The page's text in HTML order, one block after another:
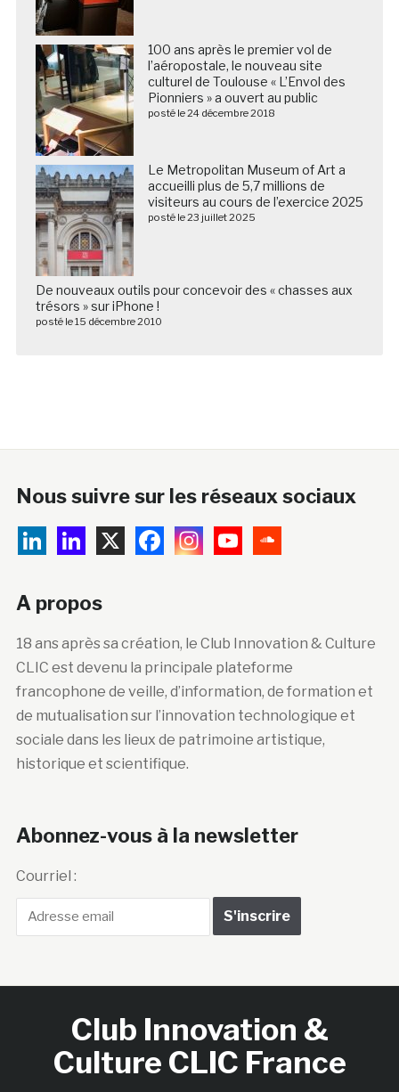
100 ans après le premier vol de
l’aéropostale, le nouveau site
culturel de Toulouse « L’Envol des
Pionniers » a ouvert au public
posté le 24 décembre 2018
Le Metropolitan Museum of Art a
accueilli plus de 5,7 millions de
visiteurs au cours de l’exercice 2025
posté le 23 juillet 2025
De nouveaux outils pour concevoir des « chasses aux
trésors » sur iPhone !
posté le 15 décembre 2010
Nous suivre sur les réseaux sociaux
A propos
18 ans après sa création, le Club Innovation & Culture
CLIC est devenu la principale plateforme
francophone de veille, d’information, de formation et
de mutualisation sur l’innovation technologique et
sociale dans les lieux de patrimoine artistique,
historique et scientifique.
Abonnez-vous à la newsletter
Courriel :
Club Innovation &
Culture CLIC France